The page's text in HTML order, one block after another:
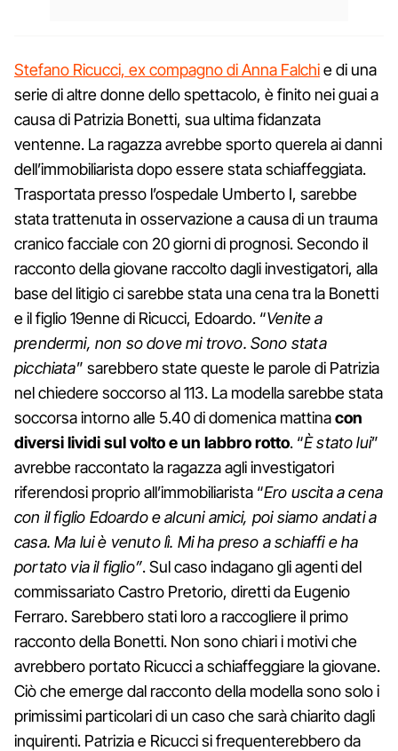
Stefano Ricucci, ex compagno di Anna Falchie di una
serie di altre donne dello spettacolo, è finito nei guai a
causa di Patrizia Bonetti, sua ultima fidanzata
ventenne. La ragazza avrebbe sporto querela ai danni
dell’immobiliarista dopo essere stata schiaffeggiata.
Trasportata presso l’ospedale Umberto I, sarebbe
stata trattenuta in osservazione a causa di un trauma
cranico facciale con 20 giorni di prognosi. Secondo il
racconto della giovane raccolto dagli investigatori, alla
base del litigio ci sarebbe stata una cena tra la Bonetti
e il figlio 19enne di Ricucci, Edoardo. “Venite a
prendermi, non so dove mi trovo. Sono stata
picchiata” sarebbero state queste le parole di Patrizia
nel chiedere soccorso al 113. La modella sarebbe stata
soccorsa intorno alle 5.40 di domenica mattinacon
diversi lividi sul volto e un labbro rotto. “È stato lui”
avrebbe raccontato la ragazza agli investigatori
riferendosi proprio all’immobiliarista “Ero uscita a cena
con il figlio Edoardo e alcuni amici, poi siamo andati a
casa. Ma lui è venuto lì. Mi ha preso a schiaffi e ha
portato via il figlio”. Sul caso indagano gli agenti del
commissariato Castro Pretorio, diretti da Eugenio
Ferraro. Sarebbero stati loro a raccogliere il primo
racconto della Bonetti. Non sono chiari i motivi che
avrebbero portato Ricucci a schiaffeggiare la giovane.
Ciò che emerge dal racconto della modella sono solo i
primissimi particolari di un caso che sarà chiarito dagli
inquirenti. Patrizia e Ricucci si frequenterebbero da